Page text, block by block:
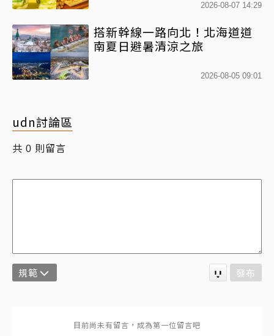
2026-08-07 14:29
搭新幹線一路向北！北海道道
南夏日避暑清涼之旅
2026-08-05 09:01
udn討論區
共 0 則留言
規範 發布